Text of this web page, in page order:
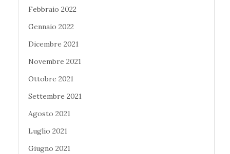
Febbraio 2022
Gennaio 2022
Dicembre 2021
Novembre 2021
Ottobre 2021
Settembre 2021
Agosto 2021
Luglio 2021
Giugno 2021